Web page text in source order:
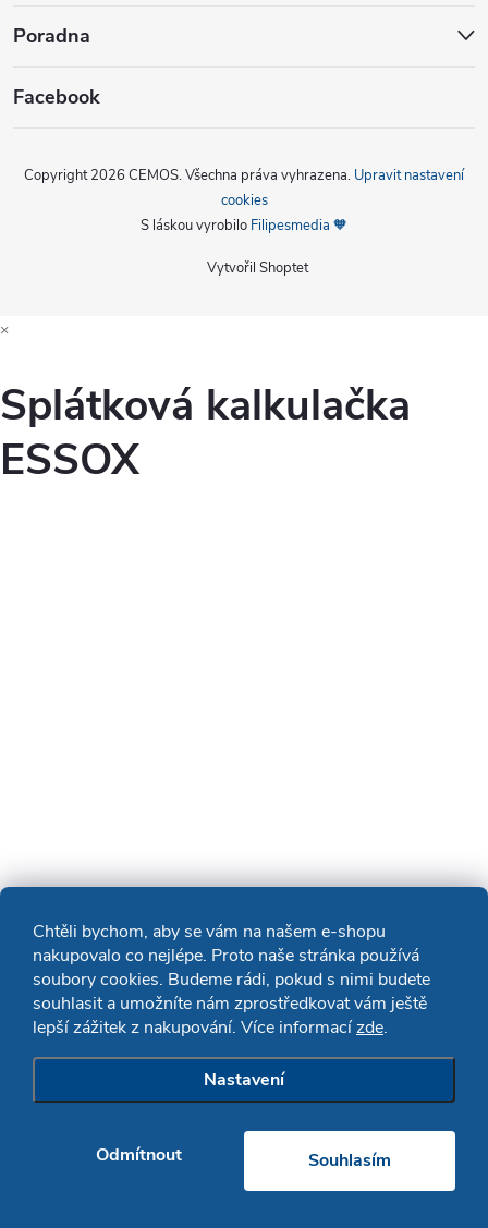
Chtěli bychom, aby se vám na našem e-shopu
nakupovalo co nejlépe. Proto naše stránka používá
soubory cookies. Budeme rádi, pokud s nimi budete
souhlasit a umožníte nám zprostředkovat vám ještě
lepší zážitek z nakupování. Více informacízde.
Nastavení
Odmítnout Souhlasím
Poradna
Facebook
Vytvořil Shoptet
Copyright 2026 CEMOS. Všechna práva vyhrazena. Upravit nastavení
cookies
S láskou vyrobilo Filipesmedia 🧡
×
Splátková kalkulačka
ESSOX